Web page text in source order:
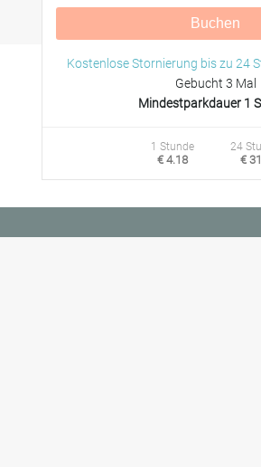
Buchen
Kostenlose Stornierung bis zu 24
Gebucht 3 Mal
Mindestparkdauer 1
1 Stunde
€ 4.18
24
€